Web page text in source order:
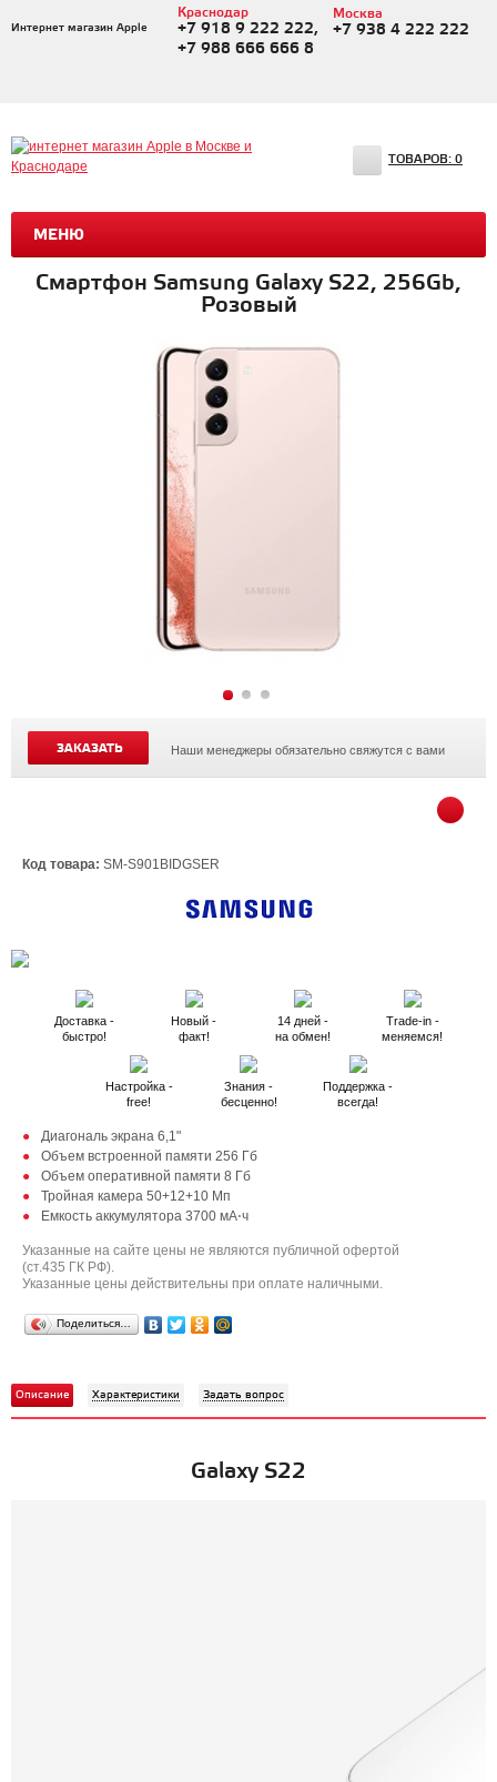
Интернет магазин Apple
Краснодар
+7 918 9 222 222,
+7 988 666 666 8
Москва
+7 938 4 222 222
МЕНЮ
ТОВАРОВ: 0
Смартфон Samsung Galaxy S22, 256Gb,
Розовый
ЗАКАЗАТЬ Наши менеджеры обязательно свяжутся с вами
Код товара: SM-S901BIDGSER
Доставка -
быстро!
Новый -
факт!
14 дней -
на обмен!
Trade-in -
меняемся!
Настройка -
free!
Знания -
бесценно!
Поддержка -
всегда!
Диагональ экрана 6,1"
Объем встроенной памяти 256 Гб
Объем оперативной памяти 8 Гб
Тройная камера 50+12+10 Мп
Емкость аккумулятора 3700 мА⋅ч
Указанные на сайте цены не являются публичной офертой
(ст.435 ГК РФ).
Указанные цены действительны при оплате наличными.
Поделиться…
Описание Характеристики Задать вопрос
Galaxy S22